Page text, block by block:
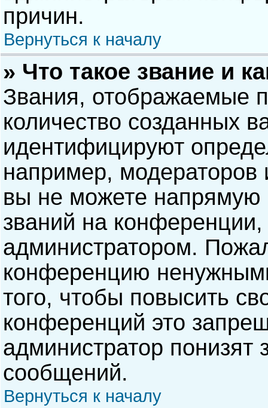
причин.
Вернуться к началу
» Что такое звание и
Звания, отображаемые
количество созданных
идентифицируют
например,
вы не можете напрямую
званий на
администратором.
конференцию
того, чтобы повысить
конференций это
администратор понизят
сообщений.
Вернуться к началу